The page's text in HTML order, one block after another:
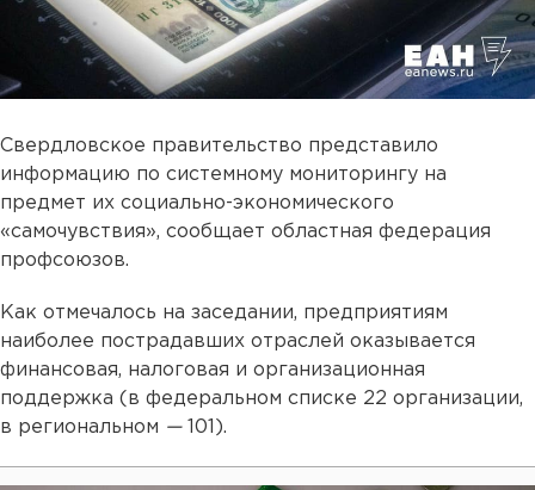
Свердловское правительство представило
информацию по системному мониторингу на
предмет их социально-экономического
«самочувствия», сообщает областная федерация
профсоюзов.
Как отмечалось на заседании, предприятиям
наиболее пострадавших отраслей оказывается
финансовая, налоговая и организационная
поддержка (в федеральном списке 22 организации,
в региональном — 101).